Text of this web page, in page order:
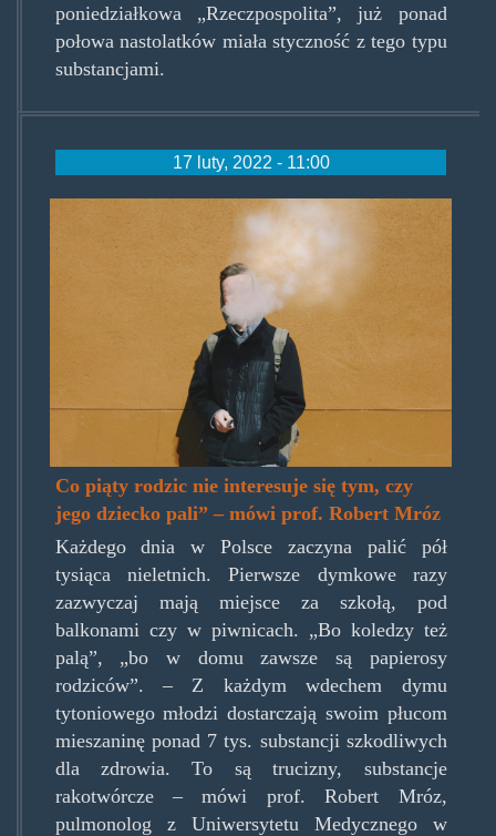
poniedziałkowa „Rzeczpospolita”, już ponad
połowa nastolatków miała styczność z tego typu
substancjami.
17 luty, 2022 - 11:00
copiaty.jpg
Co piąty rodzic nie interesuje się tym, czy
jego dziecko pali” – mówi prof. Robert Mróz
Każdego dnia w Polsce zaczyna palić pół
tysiąca nieletnich. Pierwsze dymkowe razy
zazwyczaj mają miejsce za szkołą, pod
balkonami czy w piwnicach. „Bo koledzy też
palą”, „bo w domu zawsze są papierosy
rodziców”. – Z każdym wdechem dymu
tytoniowego młodzi dostarczają swoim płucom
mieszaninę ponad 7 tys. substancji szkodliwych
dla zdrowia. To są trucizny, substancje
rakotwórcze – mówi prof. Robert Mróz,
pulmonolog z Uniwersytetu Medycznego w